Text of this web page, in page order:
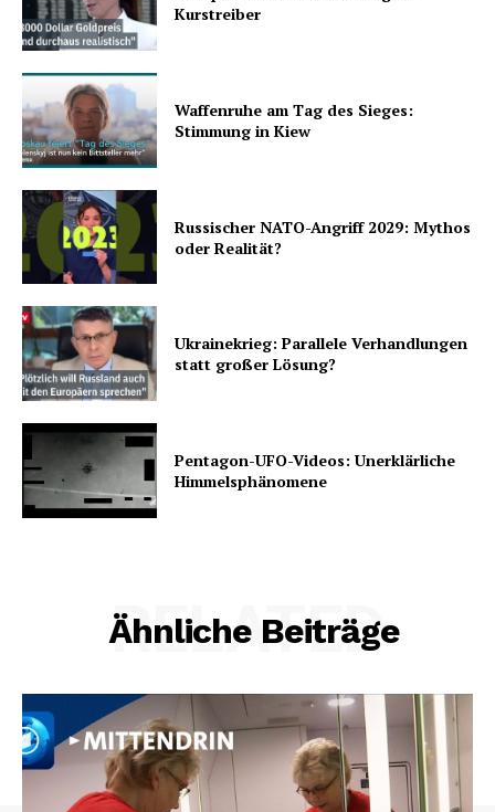
Kurstreiber
Waffenruhe am Tag des Sieges:
Stimmung in Kiew
Russischer NATO-Angriff 2029: Mythos
oder Realität?
Ukrainekrieg: Parallele Verhandlungen
statt großer Lösung?
Pentagon-UFO-Videos: Unerklärliche
Himmelsphänomene
Ähnliche Beiträge
RELATED